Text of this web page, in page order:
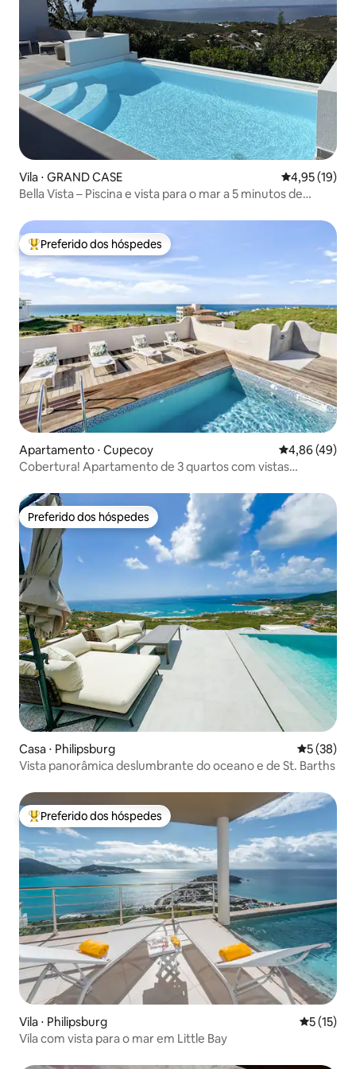
Vila ⋅ GRAND CASE 4,95 de uma
4,95 (19)
Bella Vista – Piscina e vista para o mar a 5 minutos de
Entre os melhores preferidos dos hóspedes
Preferido dos hóspedes
Apartamento ⋅ Cupecoy 4,86 de uma
4,86 (49)
Cobertura! Apartamento de 3 quartos com vistas
Preferido dos hóspedes
Preferido dos hóspedes
Casa ⋅ Philipsburg 5 de uma
5 (38)
Vista panorâmica deslumbrante do oceano e de St. Barths
Entre os melhores preferidos dos hóspedes
Preferido dos hóspedes
Vila ⋅ Philipsburg 5 de uma
5 (15)
Vila com vista para o mar em Little Bay